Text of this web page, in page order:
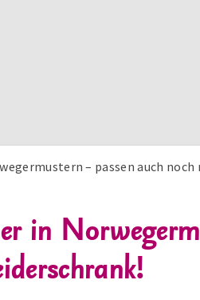
– passen auch
in